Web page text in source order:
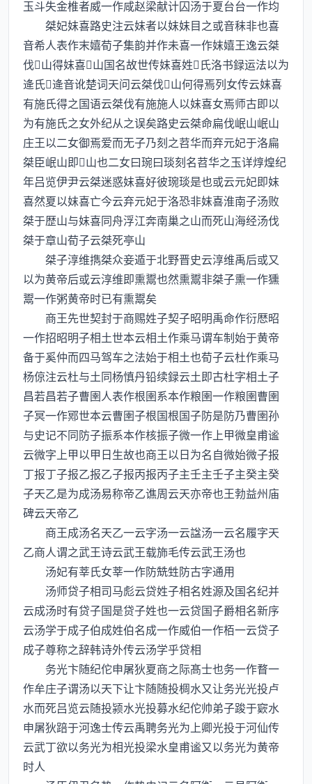
玉斗失金椎者威一作咸赵梁献计囚汤于夏台台一作均
桀妃妺喜路史注云妺者以妺妺目之或音秣非也喜
音希人表作末嬉荀子集韵并作未喜一作妺嬉王逸云桀
伐山得妺喜山国名故世传妺喜姓氏洛书録运法以为
逄氏逄音讹楚词天问云桀伐山何得焉列女传云妺喜
有施氏得之国语云桀伐有施施人以妺喜女焉师古即以
为有施氏之女外纪从之误矣路史云桀命扁伐岷山岷山
庄王以二女御焉爱而无子乃刻之苕华而弃元妃于洛扁
桀臣岷山即山也二女曰琬曰琰刻名苕华之玉详焞煌纪
年吕览伊尹云桀迷惑妺喜好彼琬琰是也或云元妃即妺
喜然夏以妺喜亡今云弃元妃于洛恐非妺喜淮南子汤败
桀于歴山与妺喜同舟浮江奔南巢之山而死山海经汤伐
桀于章山荀子云桀死亭山
桀子淳维擕桀众妾遁于北野晋史云淳维禹后或又
以为黄帝后或云淳维即熏鬻也然熏鬻非桀子熏一作獯
鬻一作粥黄帝时已有熏鬻矣
商王先世契封于商赐姓子契子昭明禹命作衍厯昭
一作招昭明子相土世本云相土作乘马谓车制始于黄帝
备于奚仲而四马驾车之法始于相土也荀子云杜作乘马
杨倞注云杜与土同杨慎丹铅续録云土即古杜字相土子
昌若昌若子曹圉人表作根圉系本作粮圉一作粮圉曹圉
子冥一作鄍世本云曹圉子根国根国子防是防乃曹圉孙
与史记不同防子振系本作核振子微一作上甲微皇甫谧
云微字上甲以甲日生故也商王以日为名自微始微子报
丁报丁子报乙报乙子报丙报丙子主壬主壬子主癸主癸
子天乙是为成汤易称帝乙谯周云天亦帝也王勃益州庙
碑云天帝乙
商王成汤名天乙一云字汤一云諡汤一云名履字天
乙商人谓之武王诗云武王载斾毛传云武王汤也
汤妃有莘氏女莘一作防兟甡防古字通用
汤师贷子相司马彪云贷姓子相名姓源及国名纪并
云成汤时有贷子国是贷子姓也一云贷国子爵相名新序
云汤学于成子伯成姓伯名成一作威伯一作栢一云贷子
成子尊称之辞韩诗外传云汤学乎贷相
务光卞随纪佗申屠狄夏商之际髙士也务一作瞀一
作牟庄子谓汤以天下让卞随随投椆水又让务光光投卢
水而死吕览云随投颍水光投募水纪佗帅弟子踆于窽水
申屠狄踣于河逸士传云禹聘务光为上卿光投于河仙传
云武丁欲以务光为相光投梁水皇甫谧又以务光为黄帝
时人